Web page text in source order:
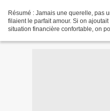
Résumé : Jamais une querelle, pas
filaient le parfait amour. Si on
situation financière confortable, on